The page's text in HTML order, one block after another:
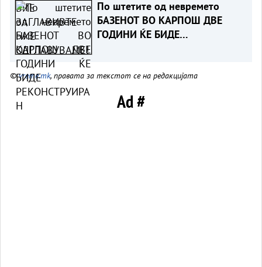
По штетите од невремето
БАЗЕНОТ ВО КАРПОШ ДВЕ
ГОДИНИ ЌЕ БИДЕ
©vreme.mk, правата за текстот се на редакцијата
Ad #